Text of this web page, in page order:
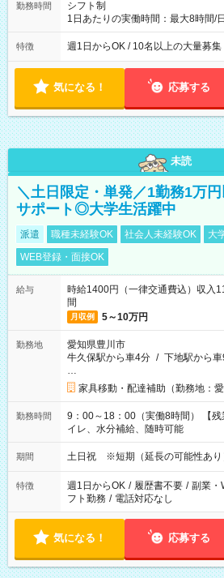
勤務時間
シフト制
1日あたりの実働時間：最大8時間/日
社後、就業可能シフトをご確認の
特徴 週1日からOK / 10名以上の大量募集
気になる！ 応募する
未読
＼土日限定・単発／1勤務1万
サポート◎大学生活躍中
派遣 職種未経験OK 社会人未経験OK 大
WEB登録・面接OK
給与
時給1400円（一律交通費込）収
間
月収例 5～10万円
勤務地
愛知県豊川市
牛久保駅から車4分 / 下地駅から
…
家具移動・配達補助（勤務地：
勤務時間
9：00～18：00（実働8時間） 【残業】なし 【休憩】60分 ・ト
イレ、水分補給、随時可能
期間 土日祝 ※短期（延長の可能性あり
特徴 週1日からOK / 履歴書不要 / 副業・
フト勤務 / 電話対応なし
気になる！ 応募する